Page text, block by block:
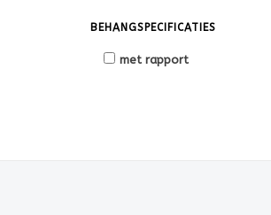
BEHANGSPECIFICATIES
met rapport